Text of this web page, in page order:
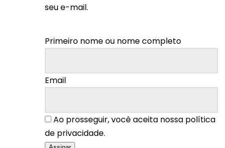
seu e-mail.
Primeiro nome ou nome completo
Email
Ao prosseguir, você aceita nossa política
de privacidade.